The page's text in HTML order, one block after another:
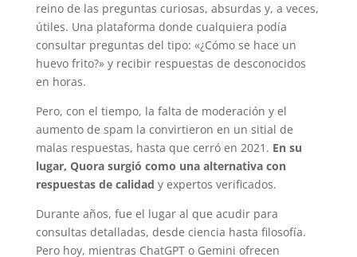
reino de las preguntas curiosas, absurdas y, a veces,
útiles. Una plataforma donde cualquiera podía
consultar preguntas del tipo: «¿Cómo se hace un
huevo frito?» y recibir respuestas de desconocidos
en horas.
Pero, con el tiempo, la falta de moderación y el
aumento de spam la convirtieron en un sitial de
malas respuestas, hasta que cerró en 2021. En su
lugar, Quora surgió como una alternativa con
respuestas de calidad y expertos verificados.
Durante años, fue el lugar al que acudir para
consultas detalladas, desde ciencia hasta filosofía.
Pero hoy, mientras ChatGPT o Gemini ofrecen